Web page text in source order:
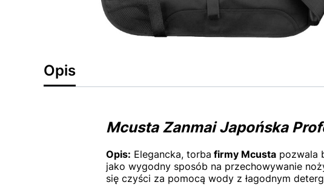
Opis
Mcusta Zanmai Japońska
Opis: Elegancka, torba firmy Mcustapozwala
jako wygodny sposób na przechowywanie
się czyści za pomocą wody z łagodnym